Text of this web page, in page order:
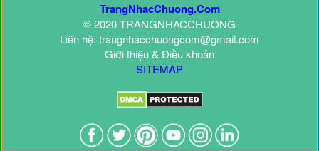
TrangNhacChuong.Com
© 2020 TRANGNHACCHUONG
Liên hệ: trangnhacchuongcom@gmail.com
Giới thiệu & Điều khoản
SITEMAP